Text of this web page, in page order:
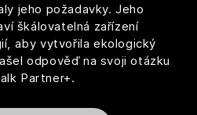
jeho požadavky. Jeho
škálovatelná zařízení
aby vytvořila ekologický
odpověď na svoji otázku
Partner+.